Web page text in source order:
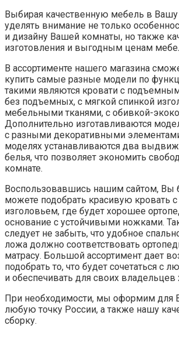
Выбирая качественную мебель в Вашу
уделять внимание не только
и дизайну Вашей комнаты, но также
изготовления и выгодным ценам
В ассортименте нашего магазина
купить самые разные модели по
такими являются кровати с
без подъемных, с мягкой спинкой
мебельными тканями, с обивкой-
Дополнительно изготавливаются
с разными декоративными
моделях устанавливаются два
белья, что позволяет экономить
комнате.
Воспользовавшись нашим сайтом, Вы
можете подобрать красивую кровать
изголовьем, где будет хорошее
основание с устойчивыми ножками.
следует не забыть, что удобное
ложа должно соответствовать
матрасу. Большой ассортимент дает
подобрать то, что будет сочетаться с
и обеспечивать для своих
При необходимости, мы оформим для
любую точку России, а также нашу
сборку.